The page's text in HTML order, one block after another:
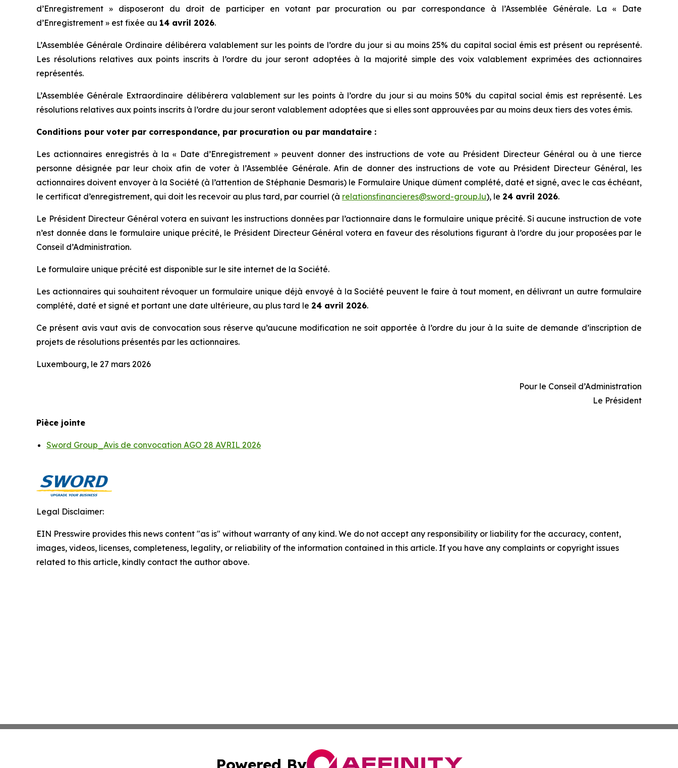
d’Enregistrement » disposeront du droit de participer en votant par procuration ou par correspondance à l’Assemblée Générale. La « Date
d’Enregistrement » est fixée au 14 avril 2026.
L’Assemblée Générale Ordinaire délibérera valablement sur les points de l’ordre du jour si au moins 25% du capital social émis est présent ou représenté.
Les résolutions relatives aux points inscrits à l’ordre du jour seront adoptées à la majorité simple des voix valablement exprimées des actionnaires
représentés.
L’Assemblée Générale Extraordinaire délibérera valablement sur les points à l’ordre du jour si au moins 50% du capital social émis est représenté. Les
résolutions relatives aux points inscrits à l’ordre du jour seront valablement adoptées que si elles sont approuvées par au moins deux tiers des votes émis.
Conditions pour voter par correspondance, par procuration ou par mandataire :
Les actionnaires enregistrés à la « Date d’Enregistrement » peuvent donner des instructions de vote au Président Directeur Général ou à une tierce
personne désignée par leur choix afin de voter à l’Assemblée Générale. Afin de donner des instructions de vote au Président Directeur Général, les
actionnaires doivent envoyer à la Société (à l’attention de Stéphanie Desmaris) le Formulaire Unique dûment complété, daté et signé, avec le cas échéant,
le certificat d’enregistrement, qui doit les recevoir au plus tard, par courriel (à relationsfinancieres@sword-group.lu), le 24 avril 2026.
Le Président Directeur Général votera en suivant les instructions données par l’actionnaire dans le formulaire unique précité. Si aucune instruction de vote
n’est donnée dans le formulaire unique précité, le Président Directeur Général votera en faveur des résolutions figurant à l’ordre du jour proposées par le
Conseil d’Administration.
Le formulaire unique précité est disponible sur le site internet de la Société.
Les actionnaires qui souhaitent révoquer un formulaire unique déjà envoyé à la Société peuvent le faire à tout moment, en délivrant un autre formulaire
complété, daté et signé et portant une date ultérieure, au plus tard le 24 avril 2026.
Ce présent avis vaut avis de convocation sous réserve qu’aucune modification ne soit apportée à l’ordre du jour à la suite de demande d’inscription de
projets de résolutions présentés par les actionnaires.
Luxembourg, le 27 mars 2026
Pour le Conseil d’Administration
Le Président
Pièce jointe
Sword Group_Avis de convocation AGO 28 AVRIL 2026
Legal Disclaimer:
EIN Presswire provides this news content "as is" without warranty of any kind. We do not accept any responsibility or liability for the accuracy, content,
images, videos, licenses, completeness, legality, or reliability of the information contained in this article. If you have any complaints or copyright issues
related to this article, kindly contact the author above.